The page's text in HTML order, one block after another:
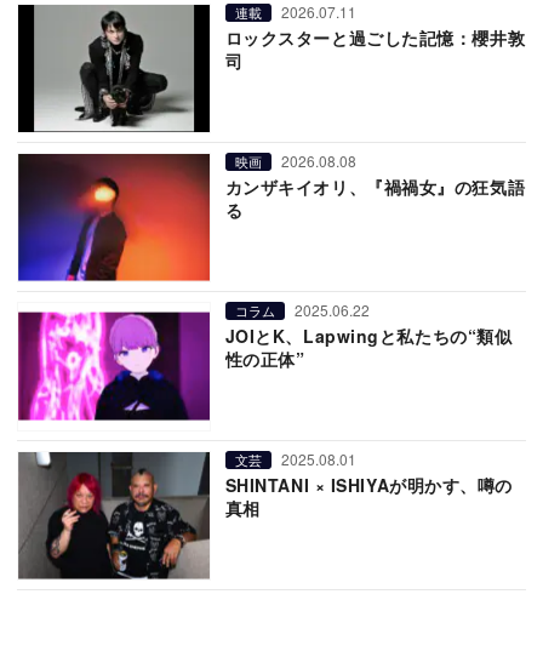
連載 2026.07.11
ロックスターと過ごした記憶：櫻井敦
司
映画 2026.08.08
カンザキイオリ、『禍禍女』の狂気語
る
コラム 2025.06.22
JOIとK、Lapwingと私たちの“類似
性の正体”
文芸 2025.08.01
SHINTANI × ISHIYAが明かす、噂の
真相